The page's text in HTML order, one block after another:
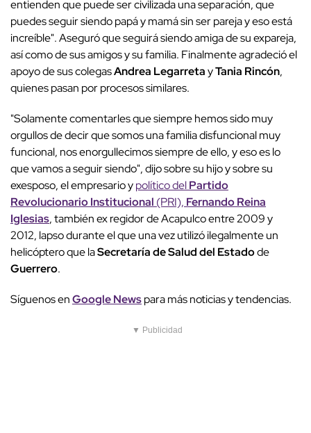
entienden que puede ser civilizada una separación, que
puedes seguir siendo papá y mamá sin ser pareja y eso está
increíble". Aseguró que seguirá siendo amiga de su expareja,
así como de sus amigos y su familia. Finalmente agradeció el
apoyo de sus colegasAndrea LegarretayTania Rincón,
quienes pasan por procesos similares.
"Solamente comentarles que siempre hemos sido muy
orgullos de decir que somos una familia disfuncional muy
funcional, nos enorgullecimos siempre de ello, y eso es lo
que vamos a seguir siendo", dijo sobre su hijo y sobre su
exesposo, el empresario ypolítico delPartido
Revolucionario Institucional (PRI), Fernando Reina
Iglesias, también ex regidor de Acapulco entre 2009 y
2012, lapso durante el que una vez utilizó ilegalmente un
helicóptero que laSecretaría de Salud del Estadode
Guerrero.
Síguenos enGoogle Newspara más noticias y tendencias.
▼ Publicidad